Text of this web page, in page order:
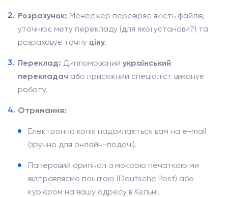
Розрахунок: Менеджер перевіряє якість файлів,
уточнює мету перекладу (для якої установи?) та
розраховує точну ціну.
Переклад: Дипломований український
перекладач або присяжний спеціаліст виконує
роботу.
Отримання:
Електронна копія надсилається вам на e-mail
(зручно для онлайн-подачі).
Паперовий оригінал із мокрою печаткою ми
відправляємо поштою (Deutsche Post) або
кур'єром на вашу адресу в Кельні.